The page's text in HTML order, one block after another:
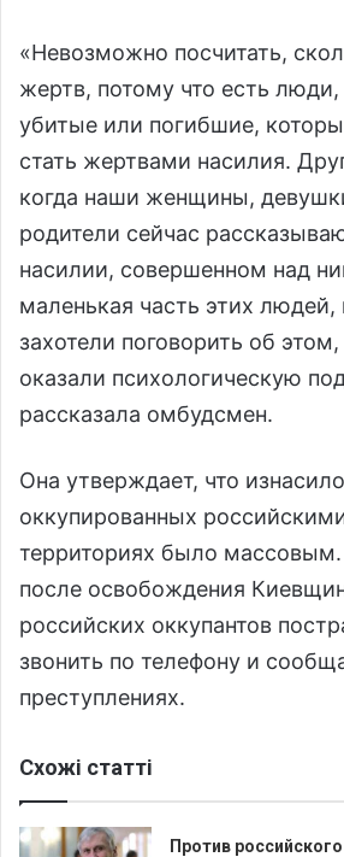
«Невозможно посчитать,
жертв, потому что есть
убитые или погибшие,
стать жертвами насилия.
когда наши женщины,
родители сейчас
насилии, совершенном над
маленькая часть этих людей,
захотели поговорить об
оказали психологическую
рассказала омбудсмен.
Она утверждает, что
оккупированных
территориях было
после освобождения
российских оккупантов
звонить по телефону и
преступлениях.
Схожі статті
Против